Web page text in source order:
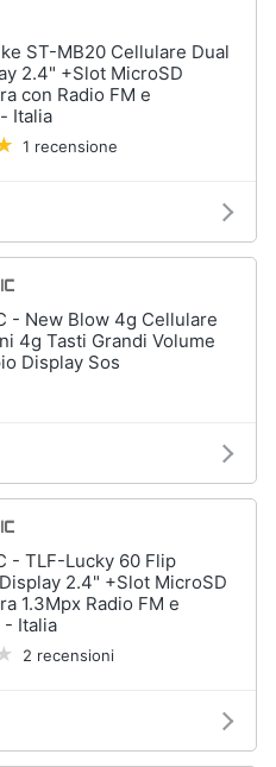
ST-MB20 Cellulare Dual
2.4" +Slot MicroSD
con Radio FM e
Italia
1 recensione
- New Blow 4g Cellulare
4g Tasti Grandi Volume
Display Sos
- TLF-Lucky 60 Flip
2.4" +Slot MicroSD
1.3Mpx Radio FM e
- Italia
2 recensioni